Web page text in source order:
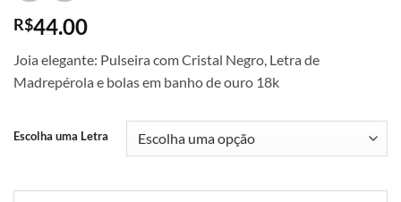
R$44.00
Joia elegante: Pulseira com Cristal Negro, Letra de
Madrepérola e bolas em banho de ouro 18k
Escolha uma Letra